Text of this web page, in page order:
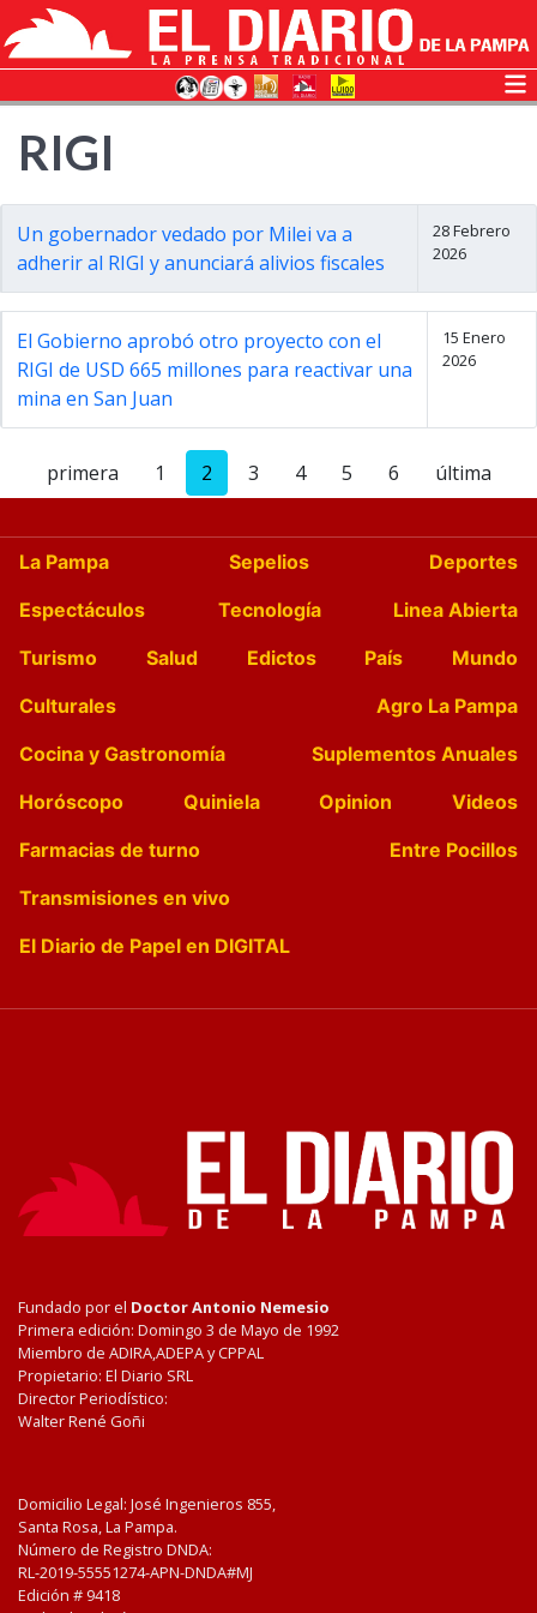
RIGI
Un gobernador vedado por Milei va a
adherir al RIGI y anunciará alivios fiscales
28 Febrero
2026
El Gobierno aprobó otro proyecto con el
RIGI de USD 665 millones para reactivar una
mina en San Juan
15 Enero
2026
primera 1 2 3 4 5 6 última
La Pampa Sepelios
Deportes
Espectáculos
Tecnología
Linea Abierta
Turismo
Salud Edictos País
Mundo
Culturales
Agro La Pampa
Cocina y Gastronomía
Suplementos Anuales
Horóscopo
Quiniela Opinion
Videos
Farmacias de turno
Entre Pocillos
Transmisiones en vivo
El Diario de Papel en DIGITAL
Fundado por el Doctor Antonio Nemesio
Primera edición: Domingo 3 de Mayo de 1992
Miembro de ADIRA,ADEPA y CPPAL
Propietario: El Diario SRL
Director Periodístico:
Walter René Goñi
Domicilio Legal: José Ingenieros 855,
Santa Rosa, La Pampa.
Número de Registro DNDA:
RL-2019-55551274-APN-DNDA#MJ
Edición # 9418